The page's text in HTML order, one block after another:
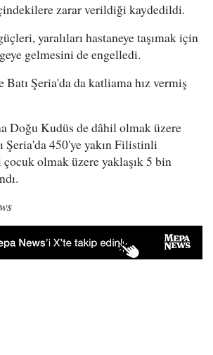
zarar verildiği kaydedildi.
yaralıları hastaneye taşımak için
gelmesini de engelledi.
Şeria'da da katliama hız vermiş
Doğu Kudüs de dâhil olmak üzere
Şeria'da 450'ye yakın Filistinli
olmak üzere yaklaşık 5 bin